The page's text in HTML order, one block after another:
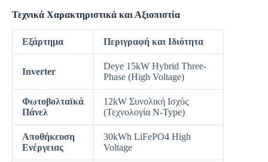
Τεχνικά Χαρακτηριστικά και Αξιοπιστία
Εξάρτημα Περιγραφή και Ιδιότητα
Inverter
Deye 15kW Hybrid Three-
Phase (High Voltage)
Φωτοβολταϊκά
Πάνελ
12kW Συνολική Ισχύς
(Τεχνολογία N-Type)
Αποθήκευση
Ενέργειας
30kWh LiFePO4 High
Voltage